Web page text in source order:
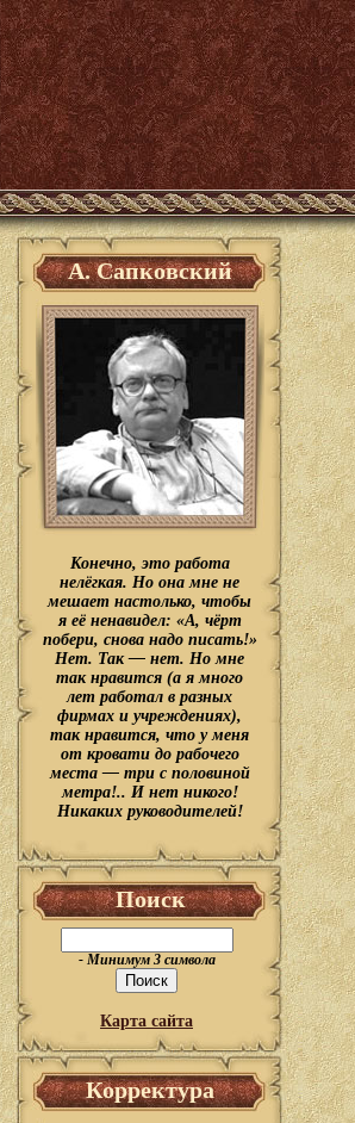
А. Сапковский
Конечно, это работа
нелёгкая. Но она мне не
мешает настолько, чтобы
я её ненавидел: «А, чёрт
побери, снова надо писать!»
Нет. Так — нет. Но мне
так нравится (а я много
лет работал в разных
фирмах и учреждениях),
так нравится, что у меня
от кровати до рабочего
места — три с половиной
метра!.. И нет никого!
Никаких руководителей!
Поиск
- Минимум 3 символа
Карта сайта
Корректура